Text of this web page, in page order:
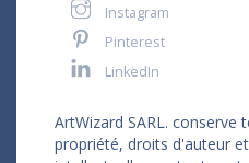
Instagram
Pinterest
LinkedIn
ArtWizard SARL. conserve
propriété, droits d'auteur